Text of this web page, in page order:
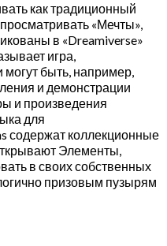
как традиционный
«Мечты»,
в «Dreamiverse»
игра,
быть, например,
и демонстрации
и произведения
для
содержат коллекционные
Элементы,
в своих собственных
призовым пузырям